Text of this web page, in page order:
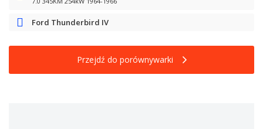
Ford Thunderbird IV
Przejdź do porównywarki